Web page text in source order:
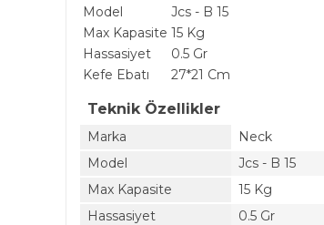
Model
Jcs - B 15
Max Kapasite 15 Kg
Hassasiyet
0.5 Gr
Kefe Ebatı
27*21 Cm
Teknik Özellikler
Marka
Neck
Model
Jcs - B 15
Max Kapasite
15 Kg
Hassasiyet
0.5 Gr